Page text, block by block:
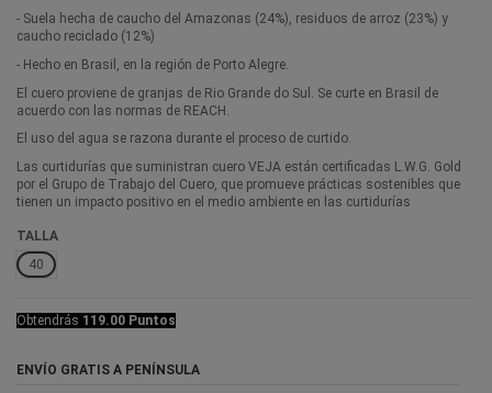
- Suela hecha de caucho del Amazonas (24%), residuos de arroz (23%) y
caucho reciclado (12%)
- Hecho en Brasil, en la región de Porto Alegre.
El cuero proviene de granjas de Rio Grande do Sul. Se curte en Brasil de
acuerdo con las normas de REACH.
El uso del agua se razona durante el proceso de curtido.
Las curtidurías que suministran cuero VEJA están certificadas L.W.G. Gold
por el Grupo de Trabajo del Cuero, que promueve prácticas sostenibles que
tienen un impacto positivo en el medio ambiente en las curtidurías
TALLA
40
Obtendrás 119.00 Puntos
ENVÍO GRATIS A PENÍNSULA